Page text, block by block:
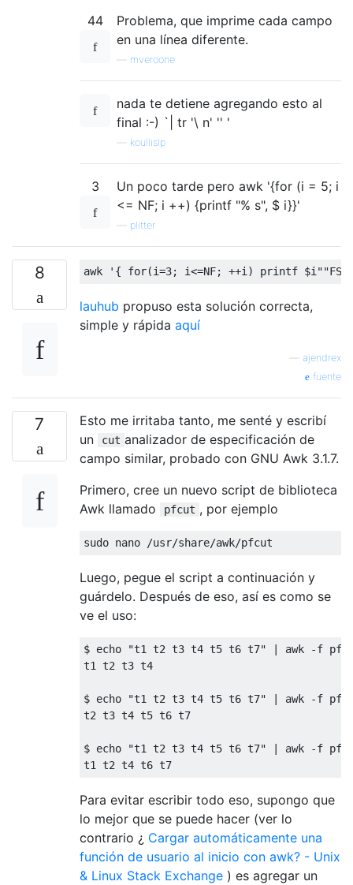
44
Problema, que imprime cada campo
en una línea diferente.
mveroone
nada te detiene agregando esto al
final :-) `| tr '\ n' '' '
koullislp
3
Un poco tarde pero awk '{for (i = 5; i
<= NF; i ++) {printf "% s", $ i}}'
plitter
8 awk '{ for(i=3; i<=NF; ++i) printf
lauhub propuso esta solución correcta,
simple y rápida aquí
ajendrex
fuente
7
Esto me irritaba tanto, me senté y escribí
un
cut analizador de especificación de
campo similar, probado con GNU Awk 3.1.7.
Primero, cree un nuevo script de biblioteca
Awk llamado
pfcut , por ejemplo
sudo nano /usr/share/awk/pfcut
Luego, pegue el script a continuación y
guárdelo. Después de eso, así es como se
ve el uso:
$ echo "t1 t2 t3 t4 t5 t6 t7" | awk -f
t1 t2 t3 t4
$ echo "t1 t2 t3 t4 t5 t6 t7" | awk -f
t2 t3 t4 t5 t6 t7
$ echo "t1 t2 t3 t4 t5 t6 t7" | awk -f
t1 t2 t4 t6 t7
Para evitar escribir todo eso, supongo que
lo mejor que se puede hacer (ver lo
contrario ¿ Cargar automáticamente una
función de usuario al inicio con awk? - Unix
& Linux Stack Exchange ) es agregar un